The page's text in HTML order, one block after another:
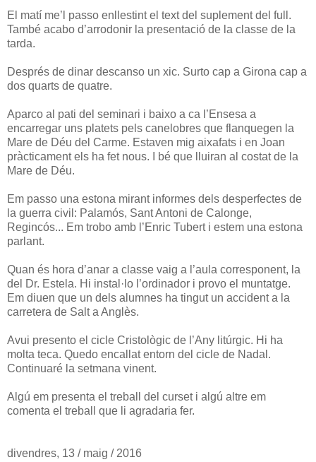
El matí me’l passo enllestint el text del suplement del full.
També acabo d’arrodonir la presentació de la classe de la
tarda.
Després de dinar descanso un xic. Surto cap a Girona cap a
dos quarts de quatre.
Aparco al pati del seminari i baixo a ca l’Ensesa a
encarregar uns platets pels canelobres que flanquegen la
Mare de Déu del Carme. Estaven mig aixafats i en Joan
pràcticament els ha fet nous. I bé que lluiran al costat de la
Mare de Déu.
Em passo una estona mirant informes dels desperfectes de
la guerra civil: Palamós, Sant Antoni de Calonge,
Regincós... Em trobo amb l’Enric Tubert i estem una estona
parlant.
Quan és hora d’anar a classe vaig a l’aula corresponent, la
del Dr. Estela. Hi instal·lo l’ordinador i provo el muntatge.
Em diuen que un dels alumnes ha tingut un accident a la
carretera de Salt a Anglès.
Avui presento el cicle Cristològic de l’Any litúrgic. Hi ha
molta teca. Quedo encallat entorn del cicle de Nadal.
Continuaré la setmana vinent.
Algú em presenta el treball del curset i algú altre em
comenta el treball que li agradaria fer.
divendres, 13 / maig / 2016